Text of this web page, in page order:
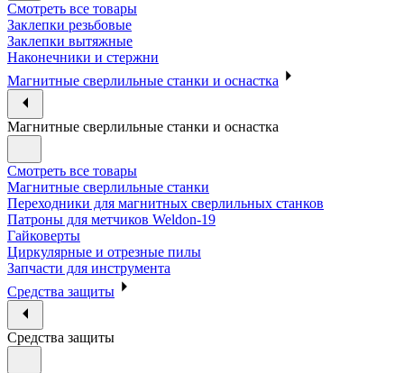
Смотреть все товары
Заклепки резьбовые
Заклепки вытяжные
Наконечники и стержни
Магнитные сверлильные станки и оснастка
Магнитные сверлильные станки и оснастка
Смотреть все товары
Магнитные сверлильные станки
Переходники для магнитных сверлильных станков
Патроны для метчиков Weldon-19
Гайковерты
Циркулярные и отрезные пилы
Запчасти для инструмента
Средства защиты
Средства защиты